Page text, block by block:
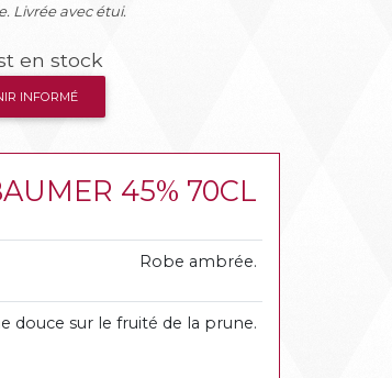
Livrée avec étui.
en stock
INFORMÉ
45% 70CL
Robe ambrée.
douce sur le fruité de la prune.